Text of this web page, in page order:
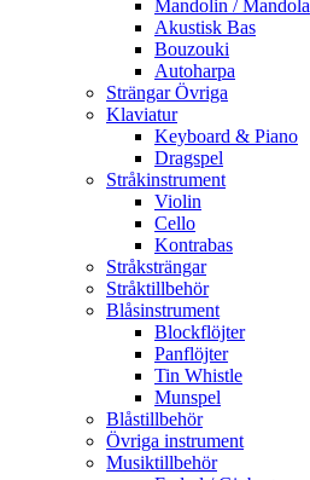
Mandolin / Mandola
Akustisk Bas
Bouzouki
Autoharpa
Strängar Övriga
Klaviatur
Keyboard & Piano
Dragspel
Stråkinstrument
Violin
Cello
Kontrabas
Stråksträngar
Stråktillbehör
Blåsinstrument
Blockflöjter
Panflöjter
Tin Whistle
Munspel
Blåstillbehör
Övriga instrument
Musiktillbehör